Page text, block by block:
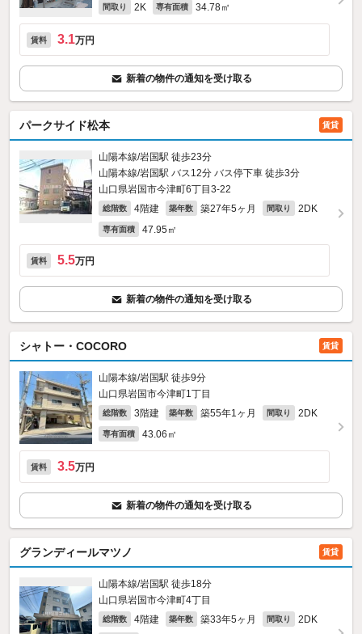
間取り 2K 専有面積 34.78㎡
賃料 3.1万円
新着の物件の通知を受け取る
パークサイド松本 賃貸
山陽本線/岩国駅 徒歩23分
山陽本線/岩国駅 バス12分 バス停下車 徒歩3分
山口県岩国市今津町6丁目3-22
総階数 4階建 築年数 築27年5ヶ月 間取り 2DK
専有面積 47.95㎡
賃料 5.5万円
新着の物件の通知を受け取る
シャトー・COCORO 賃貸
山陽本線/岩国駅 徒歩9分
山口県岩国市今津町1丁目
総階数 3階建 築年数 築55年1ヶ月 間取り 2DK
専有面積 43.06㎡
賃料 3.5万円
新着の物件の通知を受け取る
グランディールマツノ 賃貸
山陽本線/岩国駅 徒歩18分
山口県岩国市今津町4丁目
総階数 4階建 築年数 築33年5ヶ月 間取り 2DK